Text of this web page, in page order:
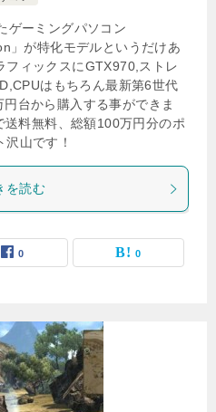
ゲーミングパソコン
」が特化モデルというだけあ
フィックスにGTX970,ストレ
はもちろん最新第6世代
台から購入する事ができま
料無料、総額100万円分のポ
山です！
を読む
0 0